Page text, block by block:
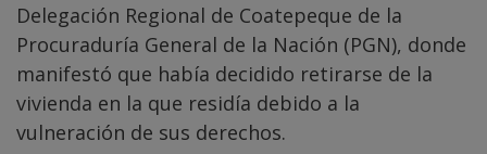
Delegación Regional de Coatepeque de la
Procuraduría General de la Nación (PGN), donde
manifestó que había decidido retirarse de la
vivienda en la que residía debido a la
vulneración de sus derechos.